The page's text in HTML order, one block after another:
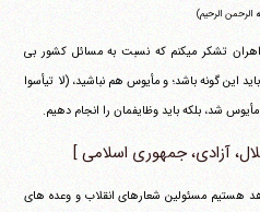
الرحمن الرحیم)
اولا از شما دانشجویان عزیز، برادران و خواهران تشکر می‎کنم که نسبت به مسائل کشور بی
(لا تیأسوا
شد، بلکه باید وظایفمان را انجام دهیم.
آزادی، جمهوری اسلامی ]
هستیم مسئولین شعارهای انقلاب و وعده های